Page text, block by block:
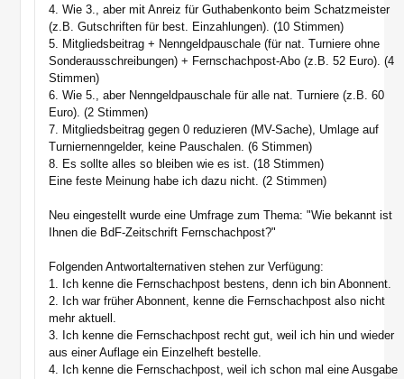
4. Wie 3., aber mit Anreiz für Guthabenkonto beim Schatzmeister
(z.B. Gutschriften für best. Einzahlungen). (10 Stimmen)
5. Mitgliedsbeitrag + Nenngeldpauschale (für nat. Turniere ohne
Sonderausschreibungen) + Fernschachpost-Abo (z.B. 52 Euro). (4
Stimmen)
6. Wie 5., aber Nenngeldpauschale für alle nat. Turniere (z.B. 60
Euro). (2 Stimmen)
7. Mitgliedsbeitrag gegen 0 reduzieren (MV-Sache), Umlage auf
Turniernenngelder, keine Pauschalen. (6 Stimmen)
8. Es sollte alles so bleiben wie es ist. (18 Stimmen)
Eine feste Meinung habe ich dazu nicht. (2 Stimmen)
Neu eingestellt wurde eine Umfrage zum Thema: "Wie bekannt ist
Ihnen die BdF-Zeitschrift Fernschachpost?"
Folgenden Antwortalternativen stehen zur Verfügung:
1. Ich kenne die Fernschachpost bestens, denn ich bin Abonnent.
2. Ich war früher Abonnent, kenne die Fernschachpost also nicht
mehr aktuell.
3. Ich kenne die Fernschachpost recht gut, weil ich hin und wieder
aus einer Auflage ein Einzelheft bestelle.
4. Ich kenne die Fernschachpost, weil ich schon mal eine Ausgabe